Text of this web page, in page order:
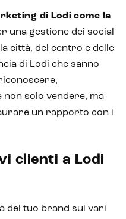
di Lodi come la
una gestione dei social
città, del centro e delle
di Lodi che sanno
solo vendere, ma
un rapporto con i
clienti a Lodi
del tuo brand sui vari